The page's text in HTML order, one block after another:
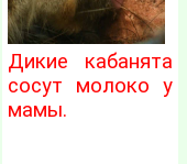
Дикие кабанята
сосут молоко у
мамы.